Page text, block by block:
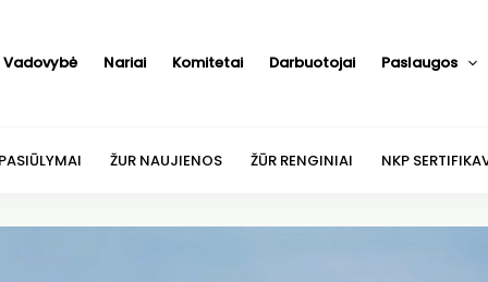
Vadovybė Nariai Komitetai Darbuotojai Paslaugos
ŽUR NAUJIENOS ŽŪR RENGINIAI NKP